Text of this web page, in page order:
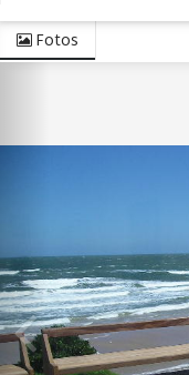
Fotos